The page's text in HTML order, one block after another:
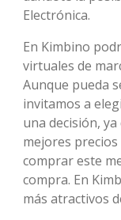
Electrónica.
En Kimbino
virtuales de
Aunque pueda
invitamos a
una decisión,
mejores
comprar este
compra. En
más atractivos